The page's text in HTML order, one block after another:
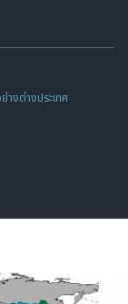
างต่างประเทศ